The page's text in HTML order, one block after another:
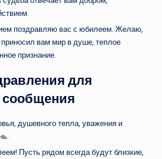
поздравляю вас с юбилеем. Желаю,
вам мир в душе, теплое
признание.
для
сообщения
душевного тепла, уважения и
Пусть рядом всегда будут близкие,